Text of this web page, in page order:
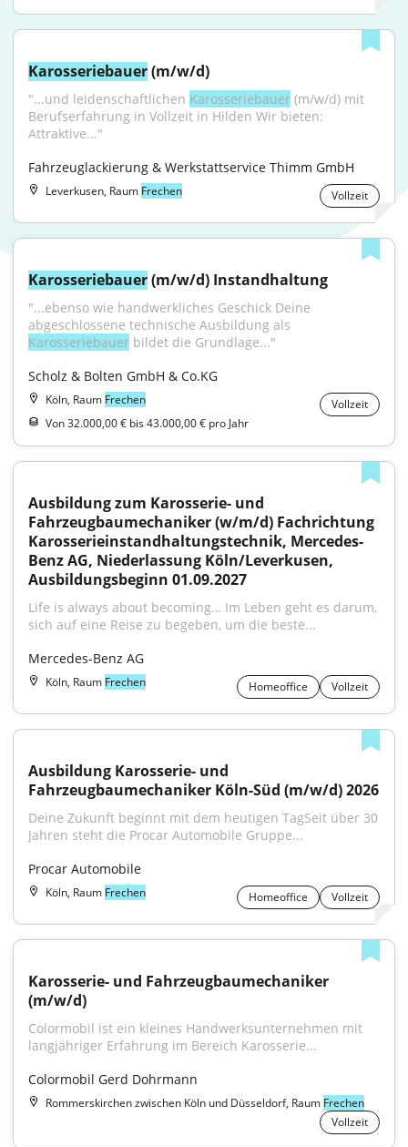
Karosseriebauer (m/w/d)
"...und leidenschaftlichen Karosseriebauer (m/w/d) mit
Berufserfahrung in Vollzeit in Hilden Wir bieten:
Attraktive..."
Fahrzeuglackierung & Werkstattservice Thimm GmbH
Leverkusen, Raum Frechen Vollzeit
Karosseriebauer (m/w/d) Instandhaltung
"...ebenso wie handwerkliches Geschick Deine
Karosseriebauer bildet die Grundlage..."
Scholz & Bolten GmbH & Co.KG
Köln, Raum Frechen
Vollzeit
Von 32.000,00 € bis 43.000,00 € pro Jahr
Ausbildung zum Karosserie- und
Fahrzeugbaumechaniker (w/m/d) Fachrichtung
Karosserieinstandhaltungstechnik, Mercedes-
Benz AG, Niederlassung Köln/Leverkusen,
Ausbildungsbeginn 01.09.2027
Life is always about becoming… Im Leben geht es darum,
sich auf eine Reise zu begeben, um die beste...
Mercedes-Benz AG
Köln, Raum Frechen Homeoffice Vollzeit
Ausbildung Karosserie- und
Fahrzeugbaumechaniker Köln-Süd (m/w/d) 2026
Deine Zukunft beginnt mit dem heutigen TagSeit über 30
Jahren steht die Procar Automobile Gruppe...
Procar Automobile
Köln, Raum Frechen Homeoffice Vollzeit
Karosserie- und Fahrzeugbaumechaniker
(m/w/d)
Colormobil ist ein kleines Handwerksunternehmen mit
langjähriger Erfahrung im Bereich Karosserie...
Colormobil Gerd Dohrmann
Rommerskirchen zwischen Köln und Düsseldorf, Raum Frechen
Vollzeit